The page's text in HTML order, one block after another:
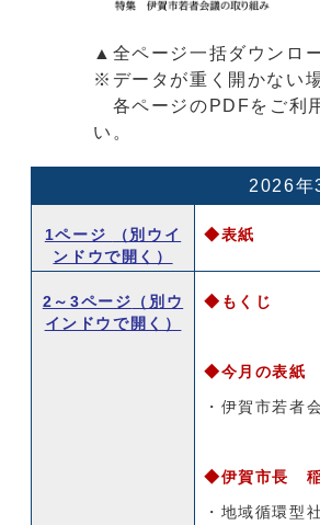
▲全ページ一括ダウンロ
※データが重く開かない場
各ページのPDFをご利
い。
2026年
1ページ
（別ウイ
ンドウで開く）
◆表紙
2～3ページ （別ウ
インドウで開く）
◆もくじ
◆今月の表紙
・伊賀市若者
◆伊賀市長 稲
・地域循環型